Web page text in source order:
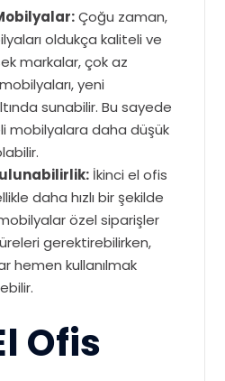
Çoğu zaman,
oldukça kaliteli ve
markalar, çok az
yeni
sunabilir. Bu sayede
mobilyalara daha düşük
İkinci el ofis
daha hızlı bir şekilde
özel siparişler
gerektirebilirken,
hemen kullanılmak
Ofis